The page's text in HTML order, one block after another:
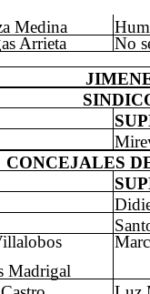
Medina
Arrieta
No
CONCEJALES
Madrigal